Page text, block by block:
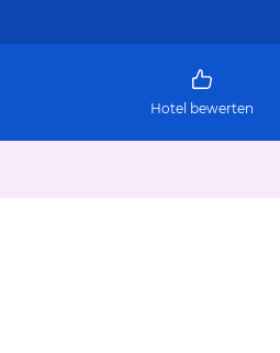
Hotel bewerten